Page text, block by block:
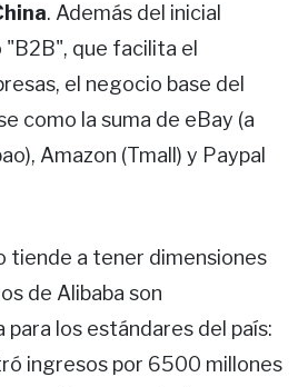
. Además del inicial
"B2B", que facilita el
el negocio base del
como la suma de eBay (a
Amazon (Tmall) y Paypal
tiende a tener dimensiones
de Alibaba son
para los estándares del país:
ingresos por 6500 millones